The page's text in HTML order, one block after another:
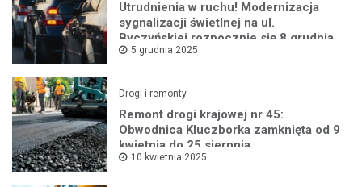
Utrudnienia w ruchu! Modernizacja
sygnalizacji świetlnej na ul.
Byczyńskiej rozpocznie się 8 grudnia
5 grudnia 2025
Drogi i remonty
Remont drogi krajowej nr 45:
Obwodnica Kluczborka zamknięta od 9
kwietnia do 25 sierpnia
10 kwietnia 2025